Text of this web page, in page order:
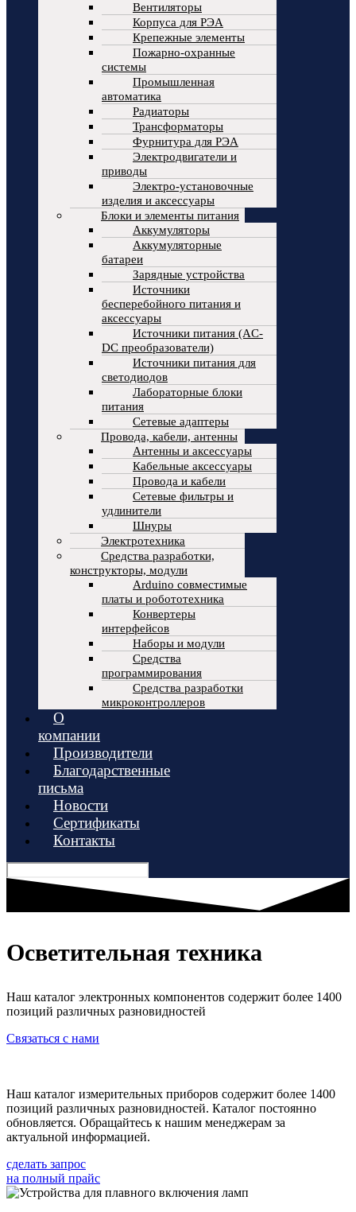
Вентиляторы
Корпуса для РЭА
Крепежные элементы
Пожарно-охранные
системы
Промышленная
автоматика
Радиаторы
Трансформаторы
Фурнитура для РЭА
Электродвигатели и
приводы
Электро-установочные
изделия и аксессуары
Блоки и элементы питания
Аккумуляторы
Аккумуляторные
батареи
Зарядные устройства
Источники
бесперебойного питания и
аксессуары
Источники питания (AC-
DC преобразователи)
Источники питания для
светодиодов
Лабораторные блоки
питания
Сетевые адаптеры
Провода, кабели, антенны
Антенны и аксессуары
Кабельные аксессуары
Провода и кабели
Сетевые фильтры и
удлинители
Шнуры
Электротехника
Средства разработки,
конструкторы, модули
Arduino совместимые
платы и робототехника
Конвертеры
интерфейсов
Наборы и модули
Средства
программирования
Средства разработки
микроконтроллеров
О
компании
Производители
Благодарственные
письма
Новости
Сертификаты
Контакты
Осветительная техника
Наш каталог электронных компонентов содержит более 1400
позиций различных разновидностей
Связаться с нами
Наш каталог измерительных приборов содержит более 1400
позиций различных разновидностей. Каталог постоянно
обновляется. Обращайтесь к нашим менеджерам за
актуальной информацией.
сделать запрос
на полный прайс